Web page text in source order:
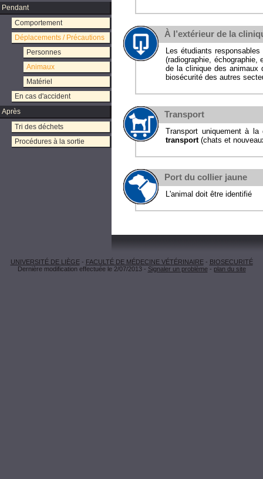
Pendant
Comportement
Déplacements / Précautions
Personnes
Animaux
Matériel
En cas d'accident
Après
Tri des déchets
Procédures à la sortie
À l’extérieur de la
Les étudiants
(radiographie,
de la clinique des animaux
biosécurité des autres
Transport
Transport uniquement à
transport(chats et
Port du collier jaune
L'animal doit être identifié
UNIVERSITÉ DE LIÈGE- FACULTÉ DE MÉDECINE VÉTÉRINAIRE- BIOSECURITÉ
Dernière modification effectuée le 2/07/2013 - Signaler un problème- plan du site